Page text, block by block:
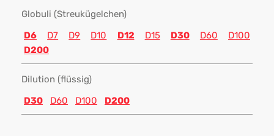
Globuli (Streukügelchen)
D6
D7 D9 D10 D12 D15 D30 D60
D100
D200
Dilution (flüssig)
D30
D60 D100 D200